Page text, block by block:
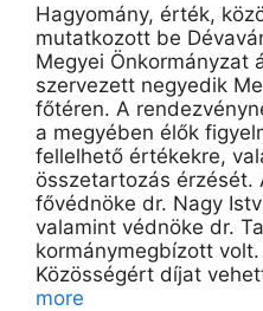
Hagyomány, érték,
mutatkozott be
Megyei Önkormányzat
szervezett negyedik
főtéren. A
a megyében élők
fellelhető értékekre,
összetartozás érzését.
fővédnöke dr. Nagy
valamint védnöke dr.
kormánymegbízott
Közösségért díjat
more